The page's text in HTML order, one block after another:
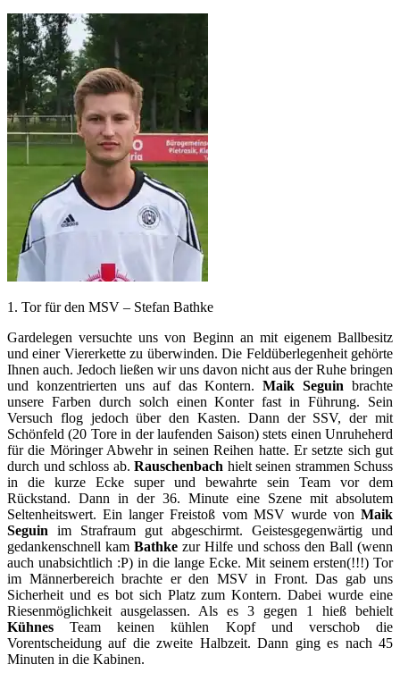
1. Tor für den MSV – Stefan Bathke
Gardelegen versuchte uns von Beginn an mit eigenem Ballbesitz
und einer Viererkette zu überwinden. Die Feldüberlegenheit gehörte
Ihnen auch. Jedoch ließen wir uns davon nicht aus der Ruhe bringen
und konzentrierten uns auf das Kontern. Maik Seguin brachte
unsere Farben durch solch einen Konter fast in Führung. Sein
Versuch flog jedoch über den Kasten. Dann der SSV, der mit
Schönfeld (20 Tore in der laufenden Saison) stets einen Unruheherd
für die Möringer Abwehr in seinen Reihen hatte. Er setzte sich gut
durch und schloss ab. Rauschenbach hielt seinen strammen Schuss
in die kurze Ecke super und bewahrte sein Team vor dem
Rückstand. Dann in der 36. Minute eine Szene mit absolutem
Seltenheitswert. Ein langer Freistoß vom MSV wurde von Maik
Seguin im Strafraum gut abgeschirmt. Geistesgegenwärtig und
gedankenschnell kam Bathke zur Hilfe und schoss den Ball (wenn
auch unabsichtlich :P) in die lange Ecke. Mit seinem ersten(!!!) Tor
im Männerbereich brachte er den MSV in Front. Das gab uns
Sicherheit und es bot sich Platz zum Kontern. Dabei wurde eine
Riesenmöglichkeit ausgelassen. Als es 3 gegen 1 hieß behielt
Kühnes Team keinen kühlen Kopf und verschob die
Vorentscheidung auf die zweite Halbzeit. Dann ging es nach 45
Minuten in die Kabinen.